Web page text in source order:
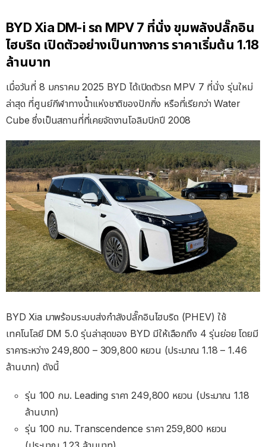
BYD Xia DM-i รถ MPV 7 ที่นั่ง ขุมพลังปลั๊กอิน
ไฮบริด เปิดตัวอย่างเป็นทางการ ราคาเริ่มต้น 1.18
ล้านบาท
เมื่อวันที่ 8 มกราคม 2025 BYD ได้เปิดตัวรถ MPV 7 ที่นั่ง รุ่นใหม่
ล่าสุด ที่ศูนย์กีฬาทางน้ําแห่งชาติของปักกิ่ง หรือที่เรียกว่า Water
Cube ซึ่งเป็นสถานที่ที่เคยจัดงานโอลิมปิกปี 2008
BYD Xia มาพร้อมระบบส่งกำลังปลั๊กอินไฮบริด (PHEV) ใช้
เทคโนโลยี DM 5.0 รุ่นล่าสุดของ BYD มีให้เลือกถึง 4 รุ่นย่อย โดยมี
ราคาระหว่าง 249,800 – 309,800 หยวน (ประมาณ 1.18 – 1.46
ล้านบาท) ดังนี้
รุ่น 100 กม. Leading ราคา 249,800 หยวน (ประมาณ 1.18
ล้านบาท)
รุ่น 100 กม. Transcendence ราคา 259,800 หยวน